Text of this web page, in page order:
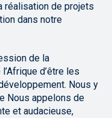
réalisation de projets
dans notre
de la
d’être les
Nous y
Nous appelons de
et audacieuse,